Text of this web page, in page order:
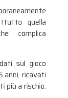
quella
complica
sul gioco
anni, ricavati
più a rischio.